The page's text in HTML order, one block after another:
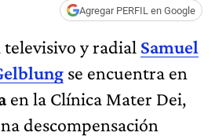
Agregar PERFIL en Google
y radial Samuel
se encuentra en
en la Clínica Mater Dei,
descompensación